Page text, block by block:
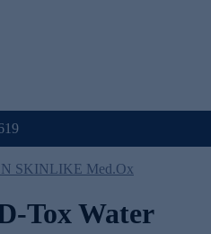
SKINLIKE Med.Ox
Tox Water